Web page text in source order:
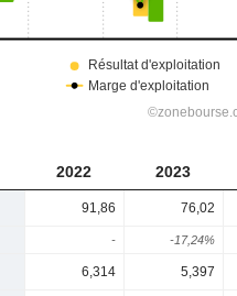
2022 2023
91,86 76,02
- -17,24%
6,314 5,397